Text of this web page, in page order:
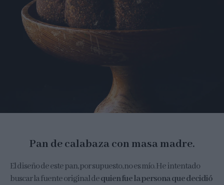
Pan de calabaza con masa madre.
El diseño de este pan, por supuesto, no es mío. He intentado
buscar la fuente original dequien fue la persona que decidió